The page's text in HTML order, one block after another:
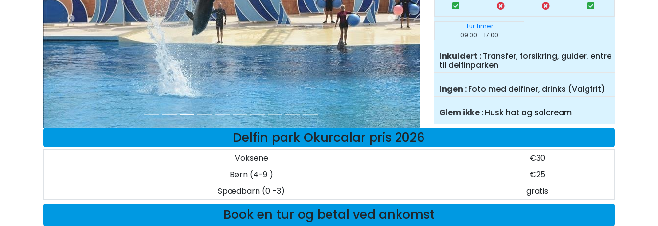
Tur timer
09:00 - 17:00
Inkuldert Transfer, forsikring, guider, entre
til delfinparken
Ingen Foto med delfiner, drinks (Valgfrit)
Glem ikke Husk hat og solcream
Delfin park Okurcalar pris 2026
Voksene
€30
Børn (4-9 )
€25
Spædbarn (0 -3)
gratis
Book en tur og betal ved ankomst